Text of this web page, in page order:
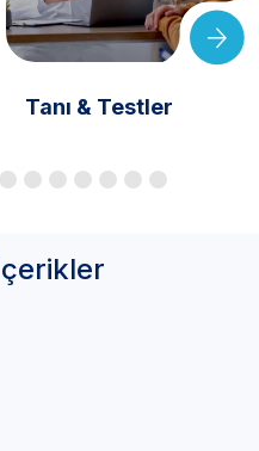
Tanı & Testler